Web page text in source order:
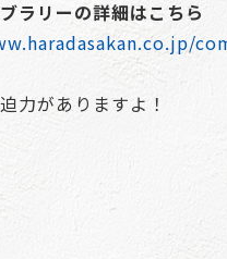
ラリーの詳細はこちら
力がありますよ！